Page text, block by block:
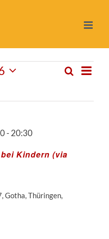
Suche
Kindern (via
- 20:30
Gotha, Thüringen,